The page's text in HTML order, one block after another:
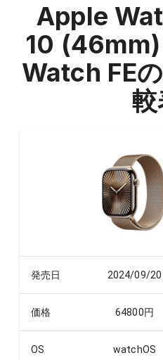
Apple
10
Watch FE
発売日 2024/09/20
価格 64800円
OS watchOS